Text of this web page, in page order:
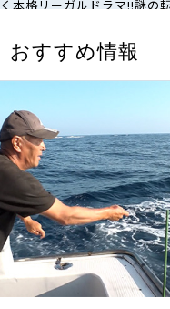
おすすめ情報